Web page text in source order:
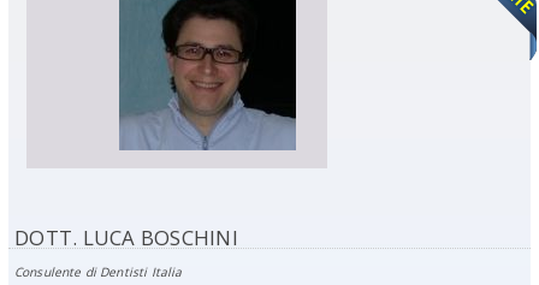
DOTT. LUCA BOSCHINI
Consulente di Dentisti Italia